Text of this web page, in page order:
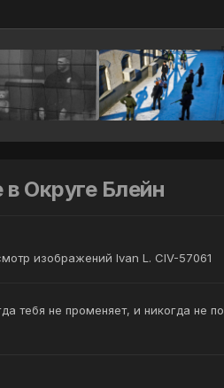
Округе Блейн
изображений Ivan L. CIV-57061
тебя не променяет, и никогда не